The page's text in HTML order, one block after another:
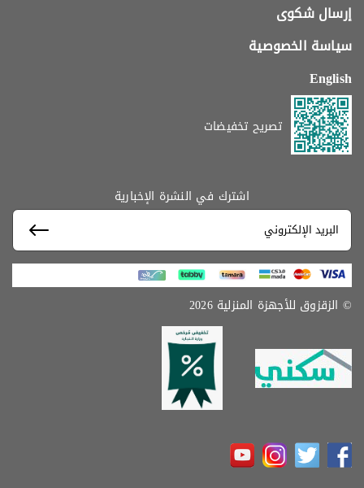
إرسال شكوى
سياسة الخصوصية
English
تصريح تخفيضات
اشترك في النشرة الإخبارية
© الزقزوق للأجهزة المنزلية 2026